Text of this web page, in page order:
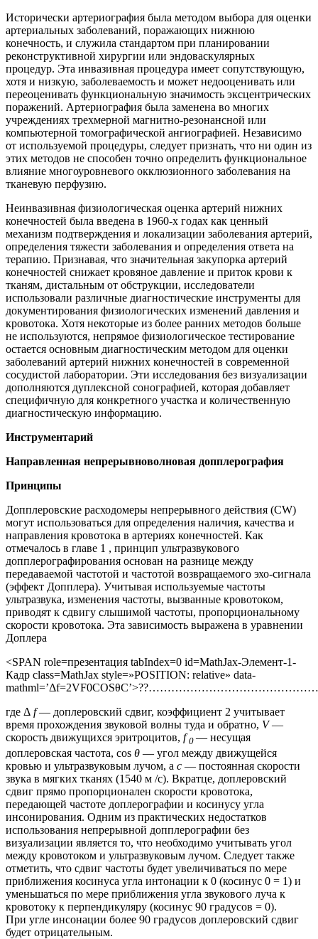
Исторически артериография была методом выбора для оценки
артериальных заболеваний, поражающих нижнюю
конечность, и служила стандартом при планировании
реконструктивной хирургии или эндоваскулярных
процедур. Эта инвазивная процедура имеет сопутствующую,
хотя и низкую, заболеваемость и может недооценивать или
переоценивать функциональную значимость эксцентрических
поражений. Артериография была заменена во многих
учреждениях трехмерной магнитно-резонансной или
компьютерной томографической ангиографией. Независимо
от используемой процедуры, следует признать, что ни один из
этих методов не способен точно определить функциональное
влияние многоуровневого окклюзионного заболевания на
тканевую перфузию.
Неинвазивная физиологическая оценка артерий нижних
конечностей была введена в 1960-х годах как ценный
механизм подтверждения и локализации заболевания артерий,
определения тяжести заболевания и определения ответа на
терапию. Признавая, что значительная закупорка артерий
конечностей снижает кровяное давление и приток крови к
тканям, дистальным от обструкции, исследователи
использовали различные диагностические инструменты для
документирования физиологических изменений давления и
кровотока. Хотя некоторые из более ранних методов больше
не используются, непрямое физиологическое тестирование
остается основным диагностическим методом для оценки
заболеваний артерий нижних конечностей в современной
сосудистой лаборатории. Эти исследования без визуализации
дополняются дуплексной сонографией, которая добавляет
специфичную для конкретного участка и количественную
диагностическую информацию.
Инструментарий
Направленная непрерывноволновая допплерография
Принципы
Допплеровские расходомеры непрерывного действия (CW)
могут использоваться для определения наличия, качества и
направления кровотока в артериях конечностей. Как
отмечалось в главе 1 , принцип ультразвукового
допплерографирования основан на разнице между
передаваемой частотой и частотой возвращаемого эхо-сигнала
(эффект Допплера). Учитывая используемые частоты
ультразвука, изменения частоты, вызванные кровотоком,
приводят к сдвигу слышимой частоты, пропорциональному
скорости кровотока. Эта зависимость выражена в уравнении
Доплера
<SPAN role=презентация tabIndex=0 id=MathJax-Элемент-1-
Кадр class=MathJax style=»POSITION: relative» data-
где Δ f— доплеровский сдвиг, коэффициент 2 учитывает
время прохождения звуковой волны туда и обратно, V—
скорость движущихся эритроцитов, f0 — несущая
доплеровская частота, cos θ — угол между движущейся
кровью и ультразвуковым лучом, а c — постоянная скорости
звука в мягких тканях (1540 м /с). Вкратце, доплеровский
сдвиг прямо пропорционален скорости кровотока,
передающей частоте доплерографии и косинусу угла
инсонирования. Одним из практических недостатков
использования непрерывной допплерографии без
визуализации является то, что необходимо учитывать угол
между кровотоком и ультразвуковым лучом. Следует также
отметить, что сдвиг частоты будет увеличиваться по мере
приближения косинуса угла интонации к 0 (косинус 0 = 1) и
уменьшаться по мере приближения угла звукового луча к
кровотоку к перпендикуляру (косинус 90 градусов = 0).
При угле инсонации более 90 градусов доплеровский сдвиг
будет отрицательным.